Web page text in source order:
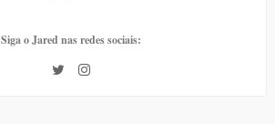
Siga o Jared nas redes sociais: